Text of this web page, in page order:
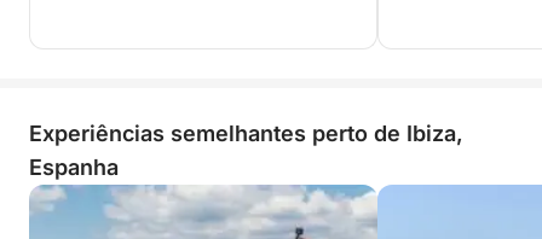
Experiências semelhantes perto de Ibiza,
Espanha